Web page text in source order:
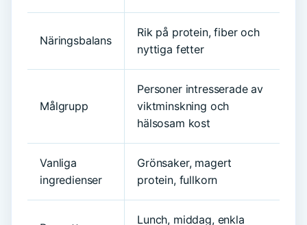
Näringsbalans
Rik på protein, fiber och
nyttiga fetter
Målgrupp
Personer intresserade av
viktminskning och
hälsosam kost
Vanliga
ingredienser
Grönsaker, magert
protein, fullkorn
Lunch, middag, enkla